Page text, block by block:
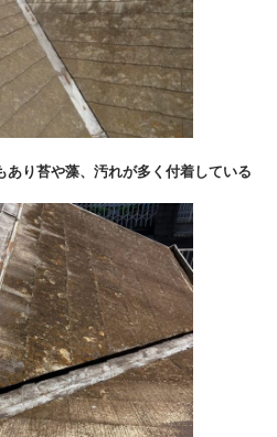
あり苔や藻、汚れが多く付着している